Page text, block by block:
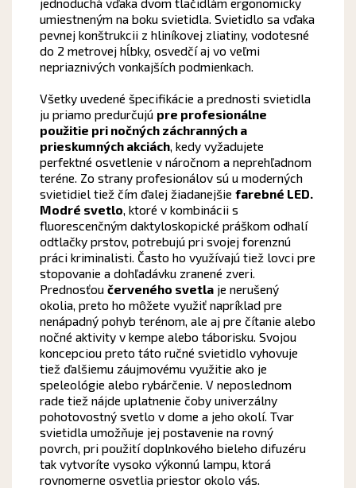
umiestneným na boku svietidla. Svietidlo sa vďaka
pevnej konštrukcii z hliníkovej zliatiny, vodotesné
do 2 metrovej hĺbky, osvedčí aj vo veľmi
nepriaznivých vonkajších podmienkach.
Všetky uvedené špecifikácie a prednosti svietidla
ju priamo predurčujú pre profesionálne
použitie pri nočných záchranných a
prieskumných akciách, kedy vyžadujete
perfektné osvetlenie v náročnom a neprehľadnom
teréne. Zo strany profesionálov sú u moderných
svietidiel tiež čím ďalej žiadanejšie farebné LED.
Modré svetlo , ktoré v kombinácii s
fluorescenčným daktyloskopické práškom odhalí
odtlačky prstov, potrebujú pri svojej forenznú
práci kriminalisti. Často ho využívajú tiež lovci pre
stopovanie a dohľadávku zranené zveri.
Prednosťou červeného svetlaje nerušený
okolia, preto ho môžete využiť napríklad pre
nenápadný pohyb terénom, ale aj pre čítanie alebo
nočné aktivity v kempe alebo táborisku. Svojou
koncepciou preto táto ručné svietidlo vyhovuje
tiež ďalšiemu záujmovému využitie ako je
speleológie alebo rybárčenie. V neposlednom
rade tiež nájde uplatnenie čoby univerzálny
pohotovostný svetlo v dome a jeho okolí. Tvar
svietidla umožňuje jej postavenie na rovný
povrch, pri použití doplnkového bieleho difuzéru
tak vytvoríte vysoko výkonnú lampu, ktorá
rovnomerne osvetlia priestor okolo vás.